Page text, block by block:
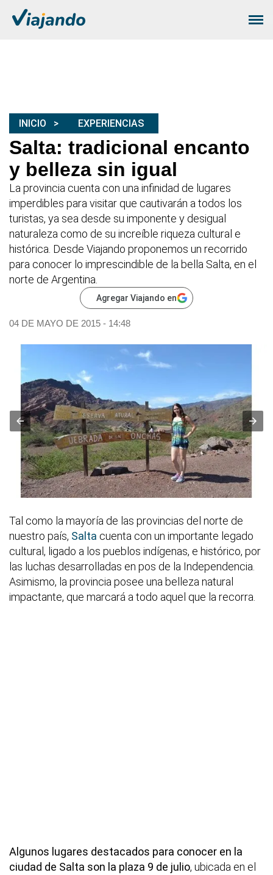
INICIO EXPERIENCIAS
Salta: tradicional encanto
y belleza sin igual
La provincia cuenta con una infinidad de lugares
imperdibles para visitar que cautivarán a todos los
turistas, ya sea desde su imponente y desigual
naturaleza como de su increíble riqueza cultural e
histórica. Desde Viajando proponemos un recorrido
para conocer lo imprescindible de la bella Salta, en el
norte de Argentina.
Agregar Viajando en
04 DE MAYO DE 2015 - 14:48
Tal como la mayoría de las provincias del norte de
nuestro país, Salta cuenta con un importante legado
cultural, ligado a los pueblos indígenas, e histórico, por
las luchas desarrolladas en pos de la Independencia.
Asimismo, la provincia posee una belleza natural
impactante, que marcará a todo aquel que la recorra.
Algunos lugares destacados para conocer en la
ciudad de Salta son la plaza 9 de julio, ubicada en el